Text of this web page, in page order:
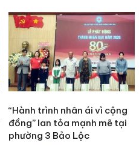
“Hành trình nhân ái vì cộng
đồng” lan tỏa mạnh mẽ tại
phường 3 Bảo Lộc